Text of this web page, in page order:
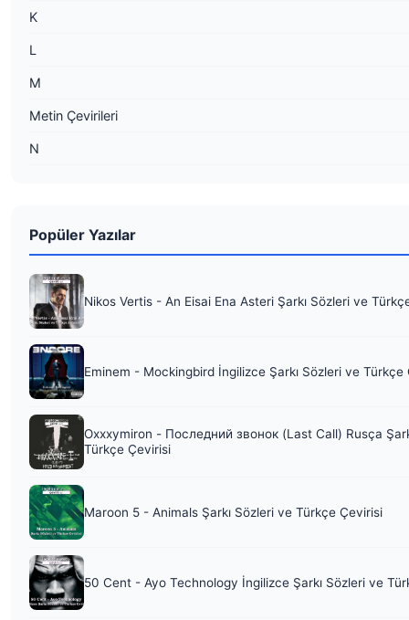
K
L
M
Metin Çevirileri
N
Popüler Yazılar
Nikos Vertis - An Eisai Ena Asteri Şarkı Sözleri ve
Eminem - Mockingbird İngilizce Şarkı Sözleri ve Türkçe
Oxxxymiron - Последний звонок (Last Call) Rusça
Türkçe Çevirisi
Maroon 5 - Animals Şarkı Sözleri ve Türkçe Çevirisi
50 Cent - Ayo Technology İngilizce Şarkı Sözleri ve